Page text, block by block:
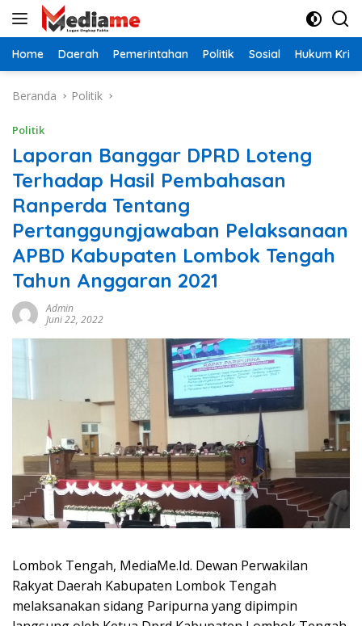
Langsung
Home Daerah Pemerintahan Politik Sosial Hukum
Beranda Politik
Politik
Laporan Banggar DPRD Loteng
Terhadap Hasil Pembahasan
Ranperda Tentang
Pertanggungjawaban Pelaksanaan
APBD Kabupaten Lombok Tengah
Tahun Anggaran 2021
Admin
Juni 22, 2022
Lombok Tengah, MediaMe.Id. Dewan Perwakilan
Rakyat Daerah Kabupaten Lombok Tengah
melaksanakan sidang Paripurna yang dipimpin